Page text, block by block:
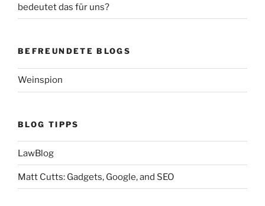
bedeutet das für uns?
BEFREUNDETE BLOGS
Weinspion
BLOG TIPPS
LawBlog
Matt Cutts: Gadgets, Google, and SEO